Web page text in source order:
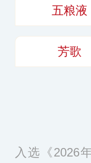
五粮液
芳歌
入选《2026